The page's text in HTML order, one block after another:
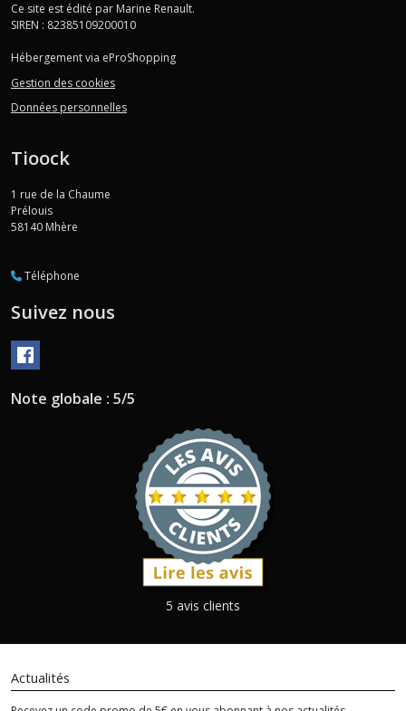
Ce site est édité par Marine Renault.
SIREN : 82385109200010
Hébergement via eProShopping
Gestion des cookies
Données personnelles
Tioock
1 rue de la Chaume
Prélouis
58140 Mhère
Téléphone
Suivez nous
Note globale : 5/5
5 avis clients
Actualités